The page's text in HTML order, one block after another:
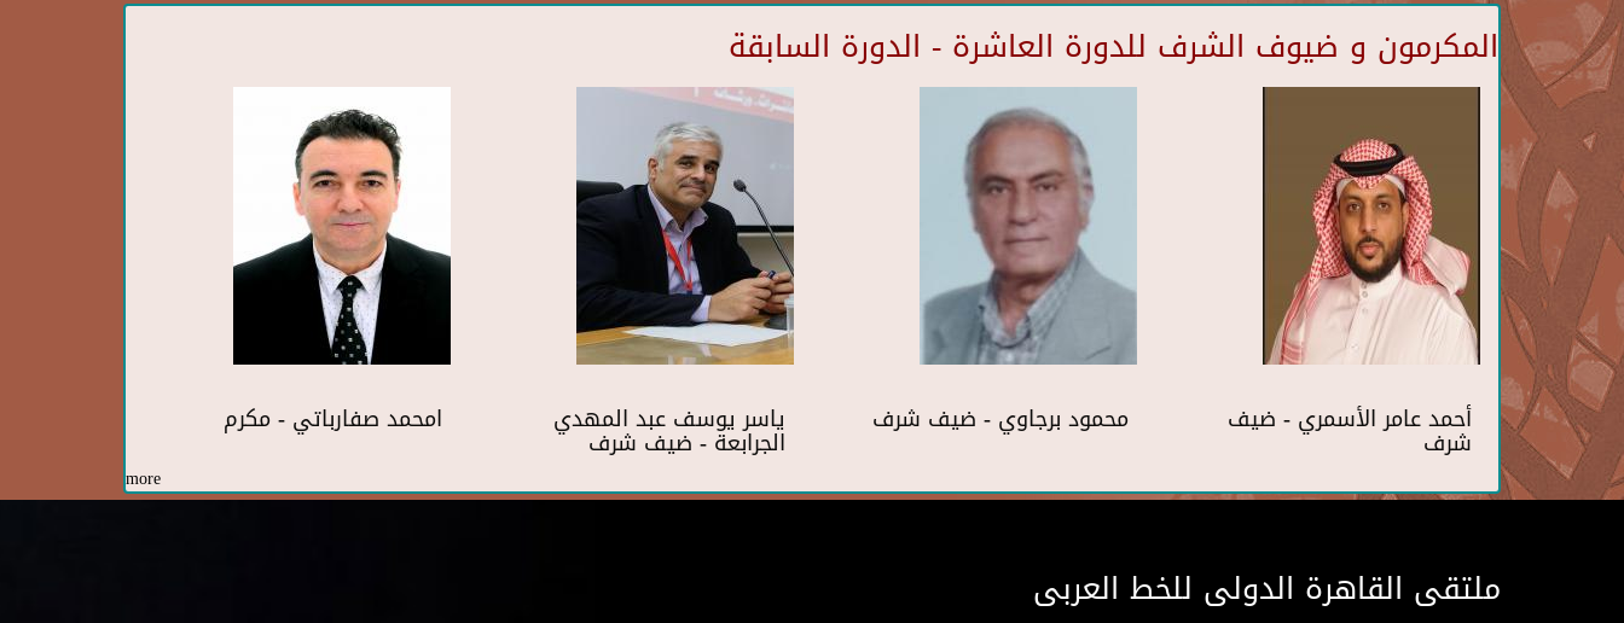
المكرمون و ضيوف الشرف للدورة العاشرة - الدورة السابقة
امحمد صفارباتي - مكرم ياسر يوسف عبد المهدي
الجرابعة - ضيف شرف
محمود برجاوي - ضيف شرف أحمد عامر الأسمري - ضيف
شرف
more
ملتقى القاهرة الدولى للخط العربى